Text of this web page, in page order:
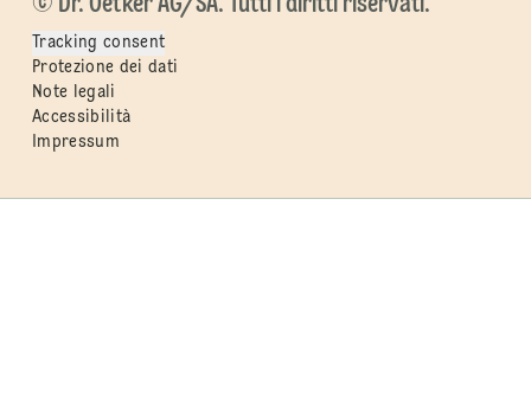
Tracking consent
Protezione dei dati
Note legali
Accessibilità
Impressum